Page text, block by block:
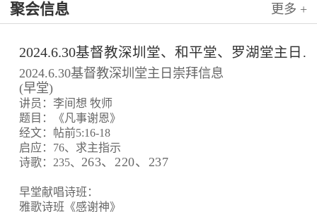
聚会信息 更多 +
2024.6.30基督教深圳堂、和平堂、罗湖堂主日崇拜信息
2024.6.30基督教深圳堂主日崇拜信息
(早堂)
讲员：李间想 牧师
题目：《凡事谢恩》
经文：帖前5:16-18
启应：76、求主指示
诗歌：235、 263、220、237
早堂献唱诗班：
雅歌诗班《感谢神》